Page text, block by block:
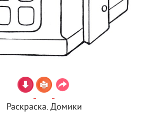
Раскраска. Домики